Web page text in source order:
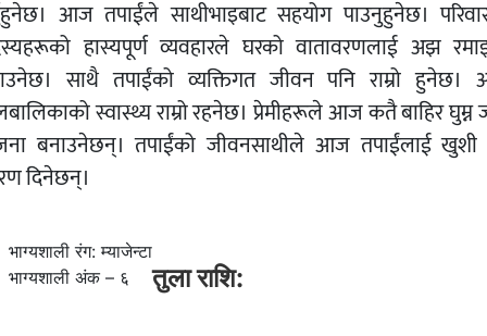
आज तपाईंले साथीभाइबाट सहयोग पाउनुहुनेछ।
हास्यपूर्ण व्यवहारले घरको वातावरणलाई अझ
साथै तपाईंको व्यक्तिगत जीवन पनि राम्रो
स्वास्थ्य राम्रो रहनेछ। प्रेमीहरूले आज कतै बाहिर घुम्न
बनाउनेछन्। तपाईंको जीवनसाथीले आज तपाईंलाई
दिनेछन्।
भाग्यशाली रंग: म्याजेन्टा
भाग्यशाली अंक – ६
तुला राशि: